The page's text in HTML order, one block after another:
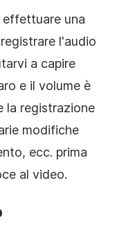
effettuare una
l'audio
a capire
e il volume è
la registrazione
modifiche
ecc. prima
al video.